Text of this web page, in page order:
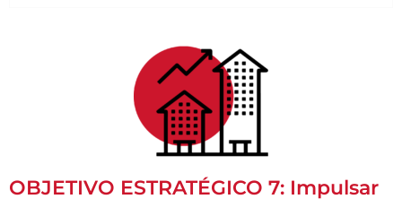
OBJETIVO ESTRATÉGICO 7: Impulsar